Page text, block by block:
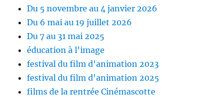
Du 5 novembre au 4 janvier 2026
Du 6 mai au 19 juillet 2026
Du 7 au 31 mai 2025
éducation à l'image
festival du film d'animation 2023
festival du film d'animation 2025
films de la rentrée Cinémascotte